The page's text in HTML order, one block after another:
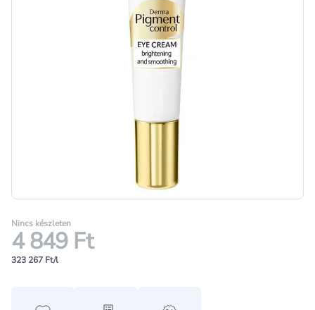
Nincs készleten
4 849 Ft
323 267 Ft/l